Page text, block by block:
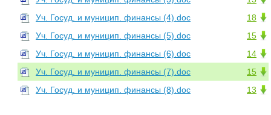
18
Уч. Госуд. и муницип. финансы (4).doc
15
Уч. Госуд. и муницип. финансы (5).doc
14
Уч. Госуд. и муницип. финансы (6).doc
15
Уч. Госуд. и муницип. финансы (7).doc
13
Уч. Госуд. и муницип. финансы (8).doc